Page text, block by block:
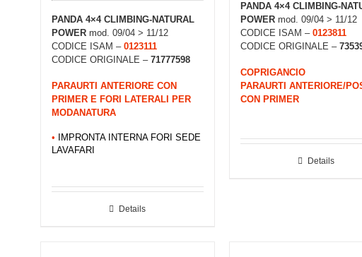
PANDA 4×4 CLIMBING-NATURAL
POWER mod. 09/04 > 11/12
CODICE ISAM – 0123111
CODICE ORIGINALE – 71777598
PARAURTI ANTERIORE CON
PRIMER E FORI LATERALI PER
MODANATURA
•
IMPRONTA INTERNA FORI SEDE
LAVAFARI
Details
PANDA 4×4 CLIMBING-
POWERmod. 09/04 > 11/12
CODICE ISAM – 0123811
CODICE ORIGINALE –
COPRIGANCIO
PARAURTI ANTERIORE/
CON PRIMER
Details